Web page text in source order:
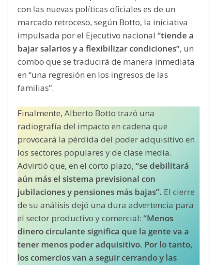
con las nuevas políticas oficiales es de un
marcado retroceso, según Botto, la iniciativa
impulsada por el Ejecutivo nacional “tiende a
bajar salarios y a flexibilizar condiciones”, un
combo que se traducirá de manera inmediata
en “una regresión en los ingresos de las
familias”.
Finalmente, Alberto Botto trazó una
radiografía del impacto en cadena que
provocará la pérdida del poder adquisitivo en
los sectores populares y de clase media.
Advirtió que, en el corto plazo, “se debilitará
aún más el sistema previsional con
jubilaciones y pensiones más bajas”. El cierre
de su análisis dejó una dura advertencia para
el sector productivo y comercial: “Menos
dinero circulante significa que la gente va a
tener menos poder adquisitivo. Por lo tanto,
los comercios van a seguir cerrando y las